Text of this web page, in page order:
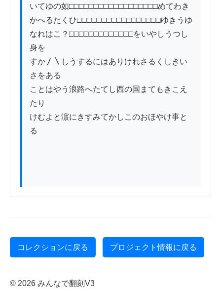
いてゆの如□□□□□□□□□□□□□□□□□□めてわき
かへるたくひ□□□□□□□□□□□□□□□□□ゆきうゆ
なれはこ？□□□□□□□□□□□□□をいやしうつし
身を
すか〳〵しうするにはありけれさるくしきい
さをある
ことはやう浪路へたてし西の国まてもきこえ
たり
けむよと濵にきすみてかしこのおほやけ事と
る
コレクションに戻る プロジェクト情報に戻る
© 2026 みんなで翻刻V3